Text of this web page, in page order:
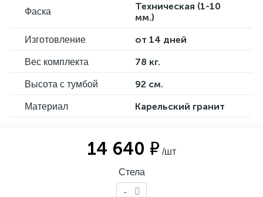
Фаска
Техническая (1-10
мм.)
Изготовление от 14 дней
Вес комплекта 78 кг.
Высота с тумбой 92 см.
Материал Карельский гранит
14 640 ₽ /шт
Стела
-